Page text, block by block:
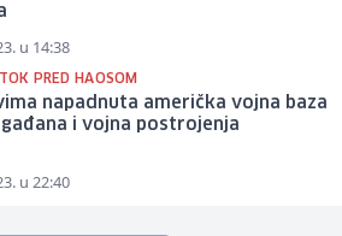
u 14:38
PRED HAOSOM
napadnuta američka vojna baza
gađana i vojna postrojenja
u 22:40